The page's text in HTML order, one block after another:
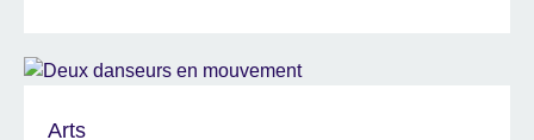
Arts